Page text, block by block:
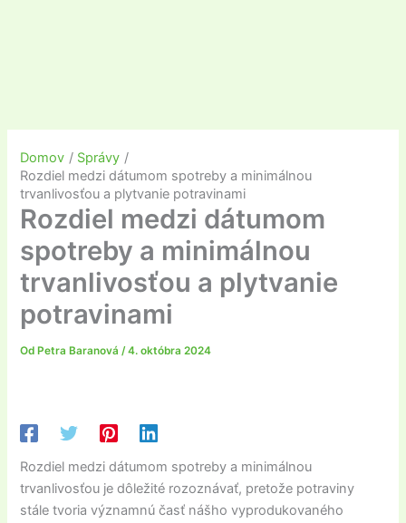
Domov
Správy
Rozdiel medzi dátumom spotreby a minimálnou
trvanlivosťou a plytvanie potravinami
Rozdiel medzi dátumom
spotreby a minimálnou
trvanlivosťou a plytvanie
potravinami
Od Petra Baranová/4. októbra 2024
Rozdiel medzi dátumom spotreby a minimálnou
trvanlivosťou je dôležité rozoznávať, pretože potraviny
stále tvoria významnú časť nášho vyprodukovaného